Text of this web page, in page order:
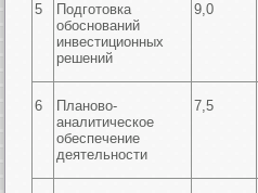
5
Подготовка
обоснований
инвестиционных
решений
9,0
6
Планово-
аналитическое
обеспечение
деятельности
7,5